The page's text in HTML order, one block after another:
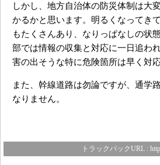
しかし、地方自治体の防災体制は大
かるかと思います。明るくなってき
もたくさんあり、なりっぱなしの状
部では情報の収集と対応に一日追わ
害の出そうな特に危険箇所は早く対
また、幹線道路は勿論ですが、通学
なりません。
トラックバックURL :